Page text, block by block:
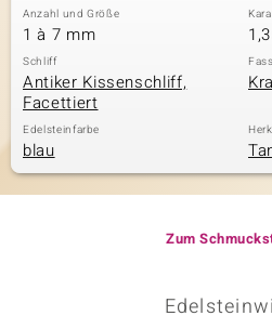
Anzahl und Größe
1 à 7 mm
Schliff
Antiker Kissenschliff,
Facettiert
Edelsteinfarbe
blau
Zum